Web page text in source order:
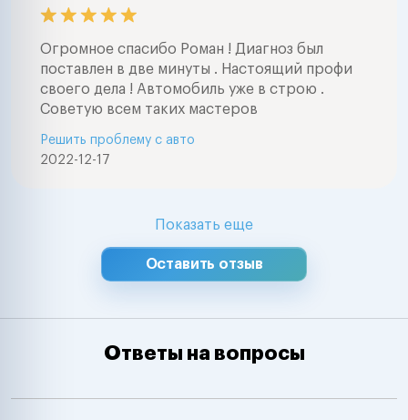
Огромное спасибо Роман ! Диагноз был
поставлен в две минуты . Настоящий профи
своего дела ! Автомобиль уже в строю .
Советую всем таких мастеров
2022-12-17
Решить проблему с авто
Показать еще
Оставить отзыв
Ответы на вопросы